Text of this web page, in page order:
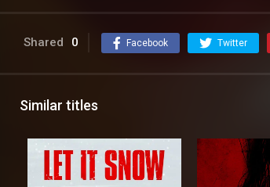
Shared 0 Facebook Twitter
Similar titles